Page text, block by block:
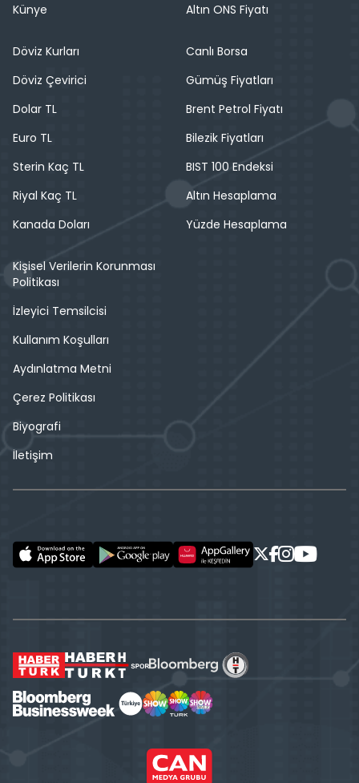
Künye
Altın ONS Fiyatı
Döviz Kurları
Döviz Çevirici
Dolar TL
Euro TL
Sterin Kaç TL
Riyal Kaç TL
Kanada Doları
Canlı Borsa
Gümüş Fiyatları
Brent Petrol Fiyatı
Bilezik Fiyatları
BIST 100 Endeksi
Altın Hesaplama
Yüzde Hesaplama
Kişisel Verilerin Korunması
Politikası
İzleyici Temsilcisi
Kullanım Koşulları
Aydınlatma Metni
Çerez Politikası
Biyografi
İletişim